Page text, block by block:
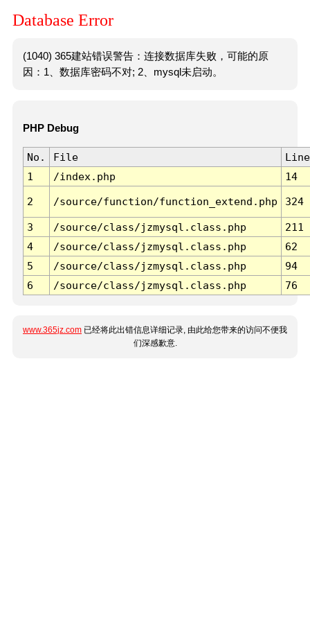
Database Error
(1040) 365建站错误警告：连接数据库失败，可能的原
因：1、数据库密码不对; 2、mysql未启动。
PHP Debug
No. File
Line
1
/index.php 14
2 /source/function/function_extend.php 324
3 /source/class/jzmysql.class.php
211
4
/source/class/jzmysql.class.php
62
5
/source/class/jzmysql.class.php
94
6
/source/class/jzmysql.class.php 76
www.365jz.com 已经将此出错信息详细记录, 由此给您带来的访问不便我
们深感歉意.